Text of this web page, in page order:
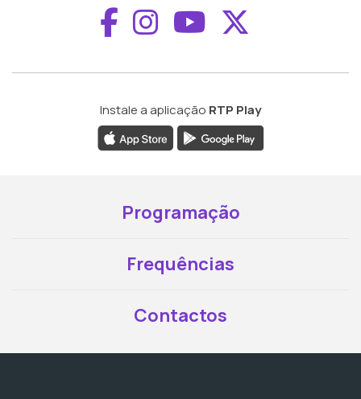
Aceder ao
Aceder ao
Aceder ao
Instale a aplicação RTP Play
Programação
Frequências
Contactos